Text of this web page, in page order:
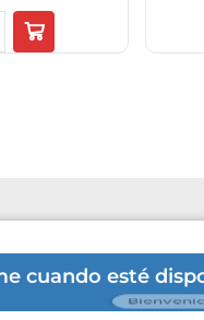
8hs a 12hs.
cuando esté